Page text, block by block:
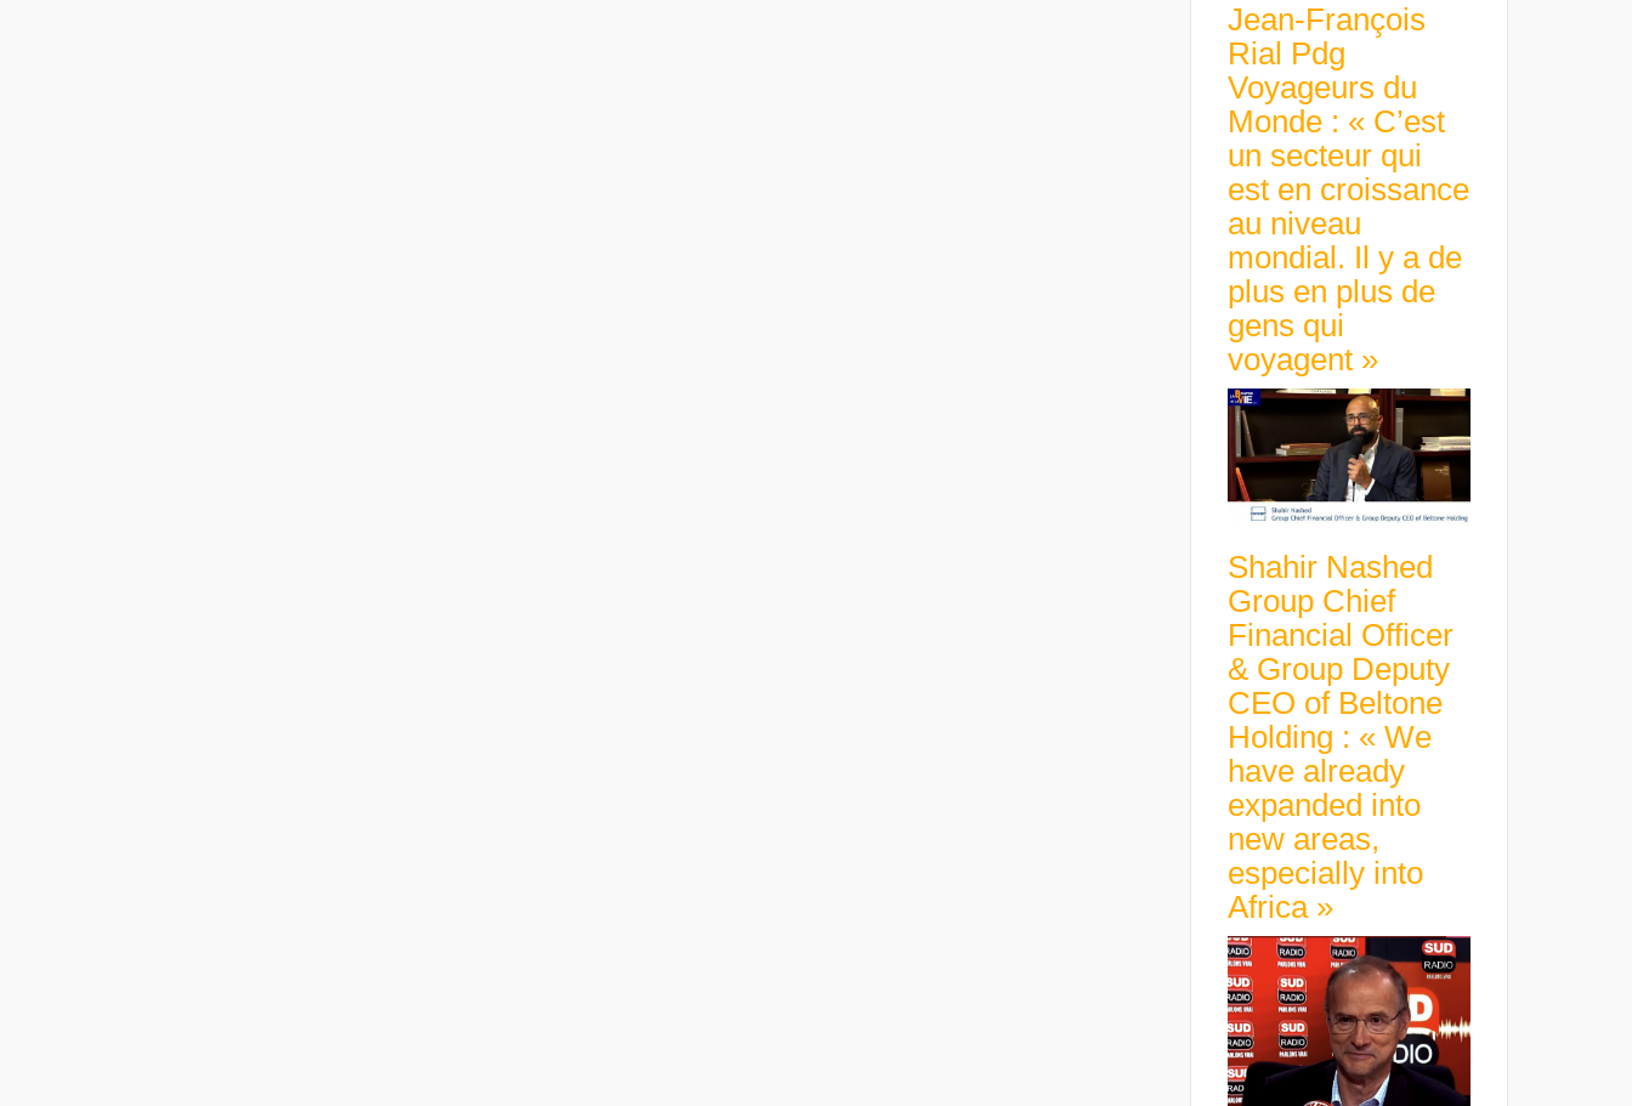
Jean-François
Rial Pdg
Voyageurs du
Monde : « C’est
un secteur qui
est en croissance
au niveau
mondial. Il y a de
plus en plus de
gens qui
voyagent »
Shahir Nashed
Group Chief
Financial Officer
& Group Deputy
CEO of Beltone
Holding : « We
have already
expanded into
new areas,
especially into
Africa »